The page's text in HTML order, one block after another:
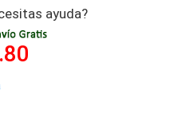
ayuda?